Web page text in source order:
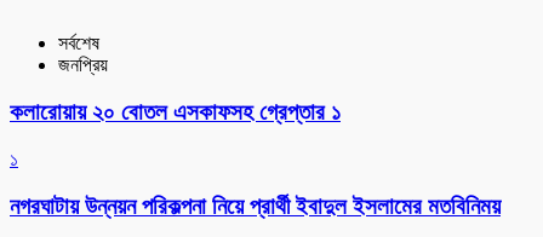
সর্বশেষ
জনপ্রিয়
কলারোয়ায় ২০ বোতল এসকাফসহ গ্রেপ্তার ১
১
নগরঘাটায় উন্নয়ন পরিকল্পনা নিয়ে প্রার্থী ইবাদুল ইসলামের মতবিনিময়